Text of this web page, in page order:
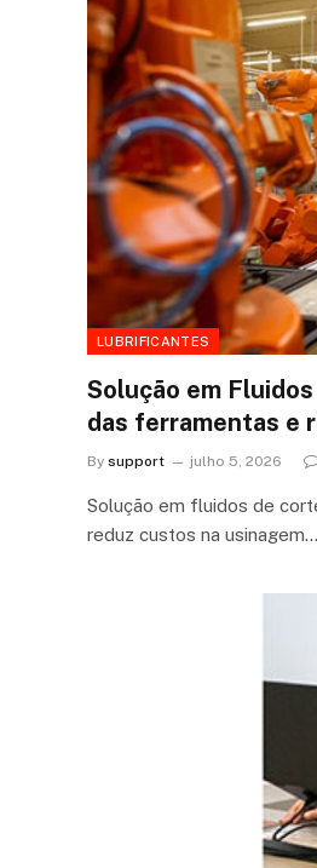
LUBRIFICANTES
Solução em
das ferramentas e
By support julho 5, 2026
Solução em fluidos de
reduz custos na usinagem…